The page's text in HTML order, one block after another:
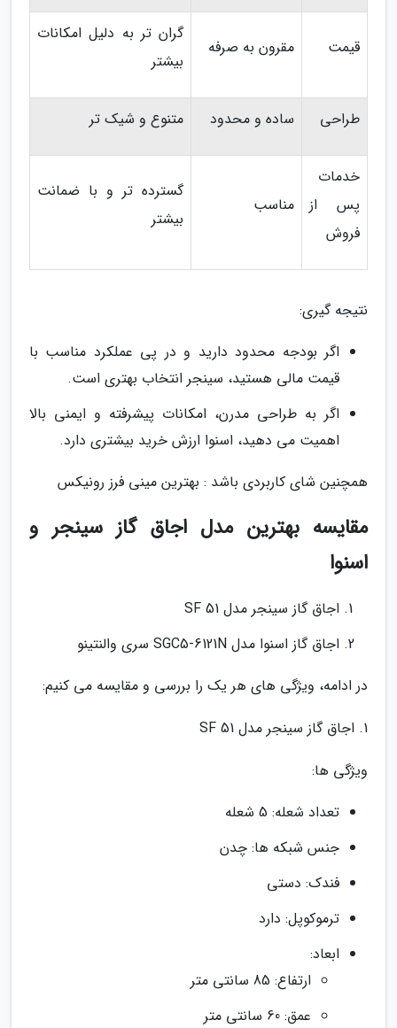
قیمت مقرون به صرفه
گران تر به دلیل امکانات
بیشتر
طراحی ساده و محدود متنوع و شیک تر
خدمات
پس از
فروش
مناسب
گسترده تر و با ضمانت
بیشتر
نتیجه گیری:
اگر بودجه محدود دارید و در پی عملکرد مناسب با
قیمت مالی هستید، سینجر انتخاب بهتری است.
اگر به طراحی مدرن، امکانات پیشرفته و ایمنی بالا
اهمیت می دهید، اسنوا ارزش خرید بیشتری دارد.
همچنین شای کاربردی باشد : بهترین مینی فرز رونیکس
مقایسه بهترین مدل اجاق گاز سینجر و
اسنوا
اجاق گاز سینجر مدل SF 51
اجاق گاز اسنوا مدل SGC5-6121N سری والنتینو
در ادامه، ویژگی های هر یک را بررسی و مقایسه می کنیم:
1. اجاق گاز سینجر مدل SF 51
ویژگی ها:
تعداد شعله: 5 شعله
جنس شبکه ها: چدن
فندک: دستی
ترموکوپل: دارد
ابعاد:
ارتفاع: 85 سانتی متر
عمق: 60 سانتی متر